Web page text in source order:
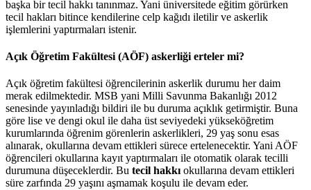
başka bir tecil hakkı tanınmaz. Yani üniversitede eğitim görürken
tecil hakları bitince kendilerine celp kağıdı iletilir ve askerlik
işlemlerini yaptırmaları istenir.
Açık Öğretim Fakültesi (AÖF) askerliği erteler mi?
Açık öğretim fakültesi öğrencilerinin askerlik durumu her daim
merak edilmektedir. MSB yani Milli Savunma Bakanlığı 2012
senesinde yayınladığı bildiri ile bu duruma açıklık getirmiştir. Buna
göre lise ve dengi okul ile daha üst seviyedeki yükseköğretim
kurumlarında öğrenim görenlerin askerlikleri, 29 yaş sonu esas
alınarak, okullarına devam ettikleri sürece ertelenecektir. Yani AÖF
öğrencileri okullarına kayıt yaptırmaları ile otomatik olarak tecilli
durumuna düşeceklerdir. Bu tecil hakkı okullarına devam ettikleri
süre zarfında 29 yaşını aşmamak koşulu ile devam eder.